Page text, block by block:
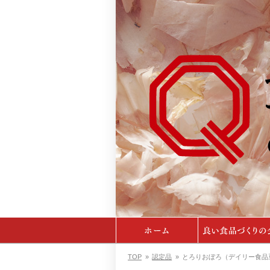
TOP » 認定品 » とろりおぼろ（デイリー食品